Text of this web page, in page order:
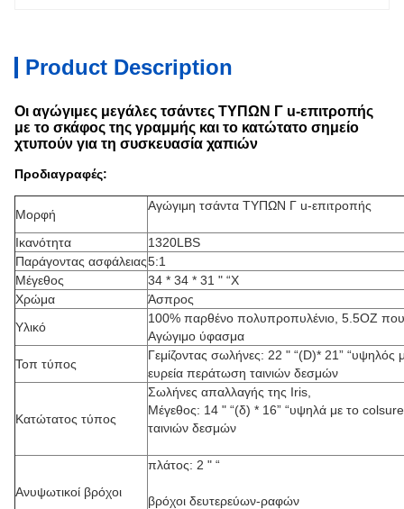
Product Description
Οι αγώγιμες μεγάλες τσάντες ΤΥΠΩΝ Γ u-επιτροπής
με το σκάφος της γραμμής και το κατώτατο σημείο
χτυπούν για τη συσκευασία χαπιών
Προδιαγραφές:
Μορφή
Αγώγιμη τσάντα ΤΥΠΩΝ Γ u-επιτροπής
Ικανότητα
1320LBS
Παράγοντας ασφάλειας5:1
Μέγεθος
34 * 34 * 31 " “Χ
Χρώμα
Άσπρος
Υλικό
100% παρθένο πολυπροπυλένιο, 5.5OZ που
Αγώγιμο ύφασμα
Τοπ τύπος
Γεμίζοντας σωλήνες: 22 " “(D)* 21” “υψηλός
ευρεία περάτωση ταινιών δεσμών
Κατώτατος τύπος
Σωλήνες απαλλαγής της Iris,
Μέγεθος: 14 " “(δ) * 16” “υψηλά με το colsure
ταινιών δεσμών
Ανυψωτικοί βρόχοι
πλάτος: 2 " “
βρόχοι δευτερεύων-ραφών